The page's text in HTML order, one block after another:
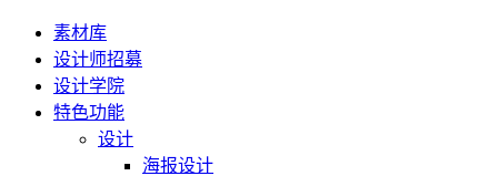
素材库
设计师招募
设计学院
特色功能
设计
海报设计